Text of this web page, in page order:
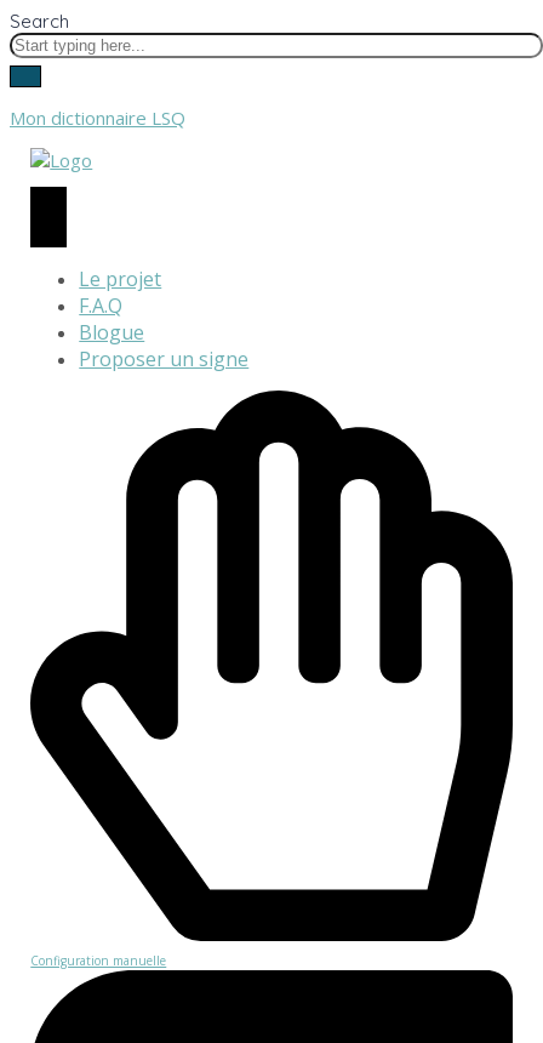
Search
Mon dictionnaire LSQ
Le projet
F.A.Q
Blogue
Proposer un signe
Configuration manuelle